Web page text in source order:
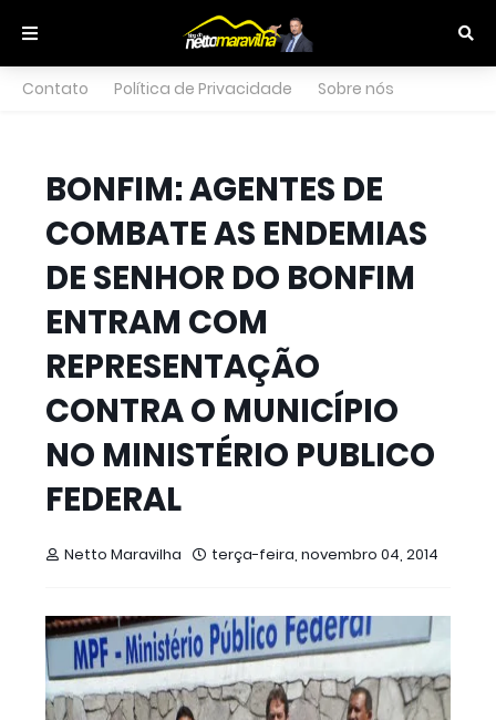
Contato Política de Privacidade Sobre nós
BONFIM: AGENTES DE
COMBATE AS ENDEMIAS
DE SENHOR DO BONFIM
ENTRAM COM
REPRESENTAÇÃO
CONTRA O MUNICÍPIO
NO MINISTÉRIO PUBLICO
FEDERAL
Netto Maravilha terça-feira, novembro 04, 2014